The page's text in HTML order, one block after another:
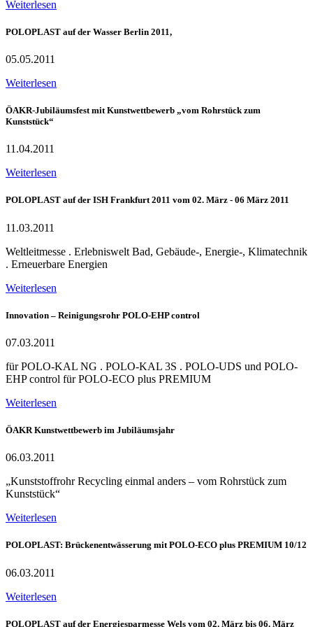
Weiterlesen
POLOPLAST auf der Wasser Berlin 2011,
05.05.2011
Weiterlesen
ÖAKR-Jubiläumsfest mit Kunstwettbewerb „vom Rohrstück zum
Kunststück“
11.04.2011
Weiterlesen
POLOPLAST auf der ISH Frankfurt 2011 vom 02. März - 06 März 2011
11.03.2011
Weltleitmesse . Erlebniswelt Bad, Gebäude-, Energie-, Klimatechnik
. Erneuerbare Energien
Weiterlesen
Innovation – Reinigungsrohr POLO-EHP control
07.03.2011
für POLO-KAL NG . POLO-KAL 3S . POLO-UDS und POLO-
EHP control für POLO-ECO plus PREMIUM
Weiterlesen
ÖAKR Kunstwettbewerb im Jubiläumsjahr
06.03.2011
„Kunststoffrohr Recycling einmal anders – vom Rohrstück zum
Kunststück“
Weiterlesen
POLOPLAST: Brückenentwässerung mit POLO-ECO plus PREMIUM 10/12
06.03.2011
Weiterlesen
POLOPLAST auf der Energiesparmesse Wels vom 02. März bis 06. März